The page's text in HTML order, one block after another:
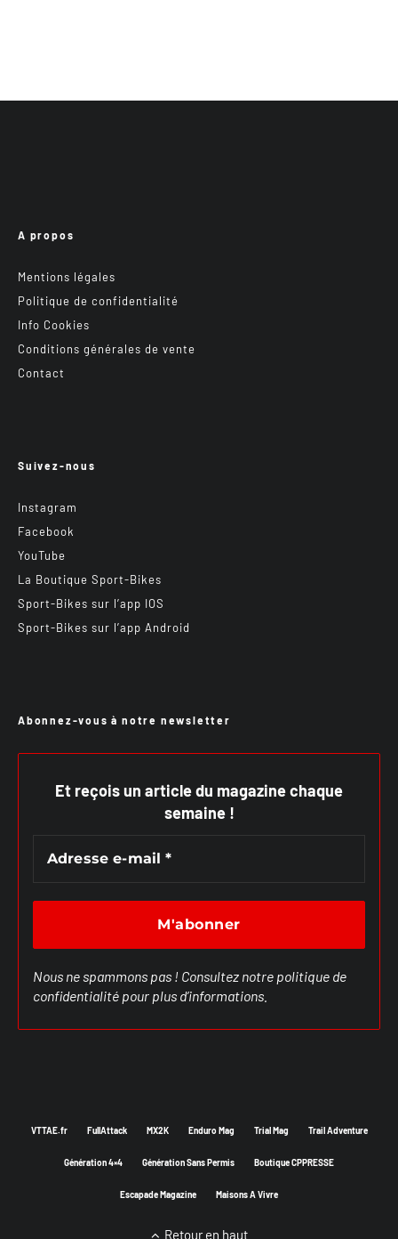
A propos
Mentions légales
Politique de confidentialité
Info Cookies
Conditions générales de vente
Contact
Suivez-nous
Instagram
Facebook
YouTube
La Boutique Sport-Bikes
Sport-Bikes sur l’app IOS
Sport-Bikes sur l’app Android
Abonnez-vous à notre newsletter
Et reçois un article du magazine chaque
semaine !
Nous ne spammons pas ! Consultez notre politique de
confidentialité pour plus d’informations.
VTTAE.fr FullAttack MX2K Enduro Mag Trial Mag Trail Adventure
Génération 4×4 Génération Sans Permis Boutique CPPRESSE
Escapade Magazine Maisons A Vivre
Retour en haut